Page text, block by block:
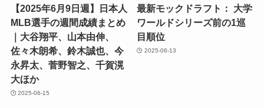
【2025年6月9日週】日本人
MLB選手の週間成績まとめ
｜大谷翔平、山本由伸、
佐々木朗希、鈴木誠也、今
永昇太、菅野智之、千賀滉
大ほか
2025-06-15
最新モックドラフト： 大学
ワールドシリーズ前の1巡
目順位
2025-06-13